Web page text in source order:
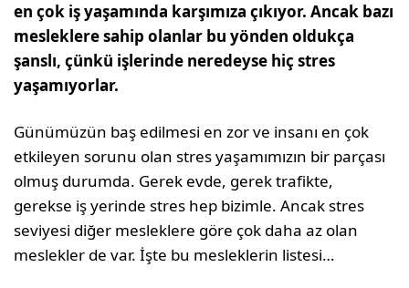
en çok iş yaşamında karşımıza çıkıyor. Ancak bazı
mesleklere sahip olanlar bu yönden oldukça
şanslı, çünkü işlerinde neredeyse hiç stres
yaşamıyorlar.
Günümüzün baş edilmesi en zor ve insanı en çok
etkileyen sorunu olan stres yaşamımızın bir parçası
olmuş durumda. Gerek evde, gerek trafikte,
gerekse iş yerinde stres hep bizimle. Ancak stres
seviyesi diğer mesleklere göre çok daha az olan
meslekler de var. İşte bu mesleklerin listesi…